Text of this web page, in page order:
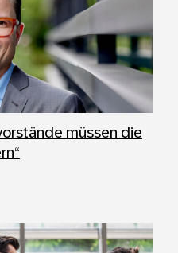
müssen die